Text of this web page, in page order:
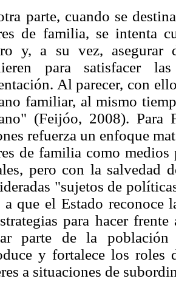
parte, cuando se
de familia, se intenta
y, a su vez, asegurar
para satisfacer
Al parecer, con
familiar, al mismo
(Feijóo, 2008). Para
refuerza un enfoque
de familia como
pero con la salvedad
"sujetos de
a que el Estado
para hacer
parte de la
y fortalece los roles
a situaciones de